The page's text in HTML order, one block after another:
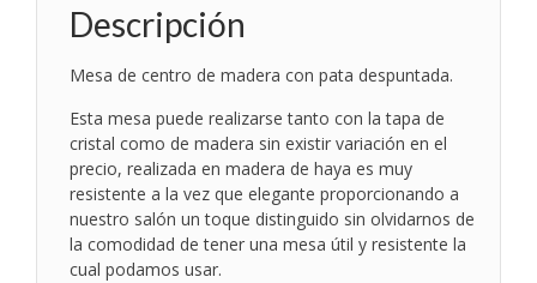
Descripción
Mesa de centro de madera con pata despuntada.
Esta mesa puede realizarse tanto con la tapa de
cristal como de madera sin existir variación en el
precio, realizada en madera de haya es muy
resistente a la vez que elegante proporcionando a
nuestro salón un toque distinguido sin olvidarnos de
la comodidad de tener una mesa útil y resistente la
cual podamos usar.